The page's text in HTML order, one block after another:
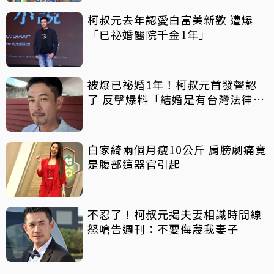
柯叔元去年認愛白富美新歡 遭爆
「已祕婚醫院千金1年」
被爆已祕婚1年！柯叔元首發聲認
了 反擊爆料「結婚是有台灣法律見
白家綺兩個月瘦10公斤 肩膀劇痛竟
是腹部這器官引起
不忍了！柯叔元揭夫妻相識時間線
怒嗆告週刊：不要侮蔑我妻子